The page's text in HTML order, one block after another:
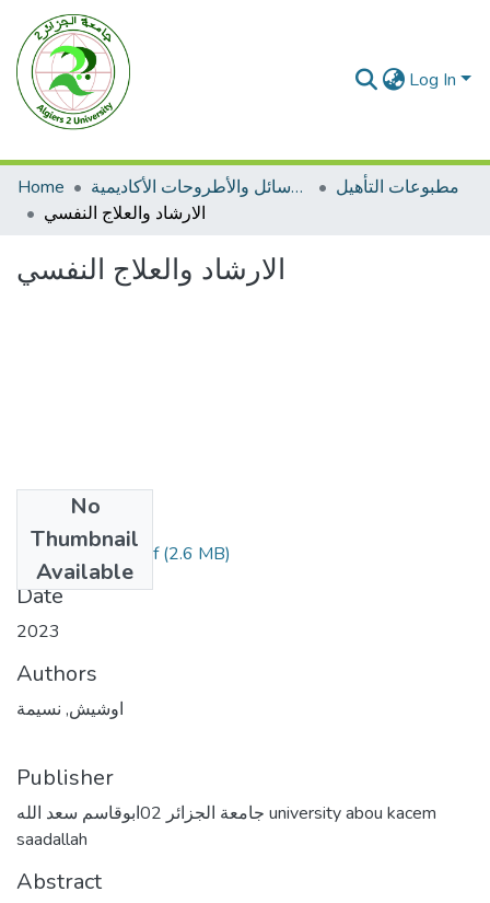
Log In
Home الرسائل والأطروحات الأكاديمية
مطبوعات التأهيل
الارشاد والعلاج النفسي
الارشاد والعلاج النفسي
No
Thumbnail
Available
مطبوعة الإرشاد.pdf(2.6 MB)
Date
2023
Authors
اوشيش, نسيمة
Publisher
جامعة الجزائر 02ابوقاسم سعد الله university abou kacem
saadallah
Abstract